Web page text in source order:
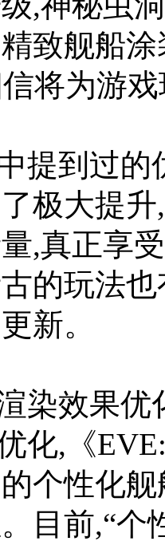
致舰船
将为游戏
提到过的
极大提
,真正享
的玩法
新。
染效果优
化,《
个性化
目前,“个